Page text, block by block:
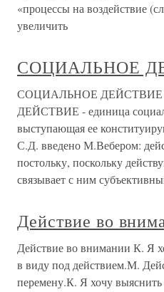
«процессы на воздействие
увеличить
СОЦИАЛЬНОЕ
СОЦИАЛЬНОЕ
ДЕЙСТВИЕ - единица
выступающая ее
С.Д. введено М.Вебером:
постольку, поскольку
связывает с ним
Действие во
Действие во внимании К. Я
в виду под действием.М.
перемену.К. Я хочу выяснить